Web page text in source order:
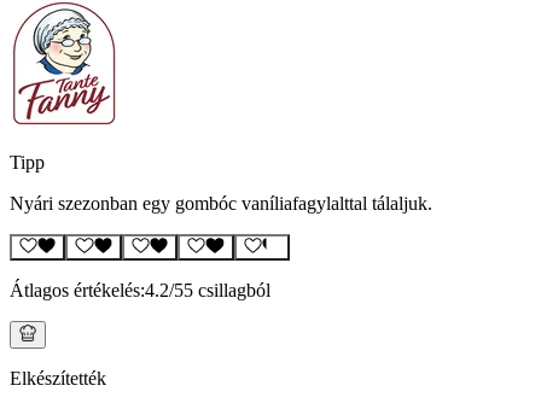
Tipp
Nyári szezonban egy gombóc vaníliafagylalttal tálaljuk.
Átlagos értékelés:4.2/55 csillagból
Elkészítették